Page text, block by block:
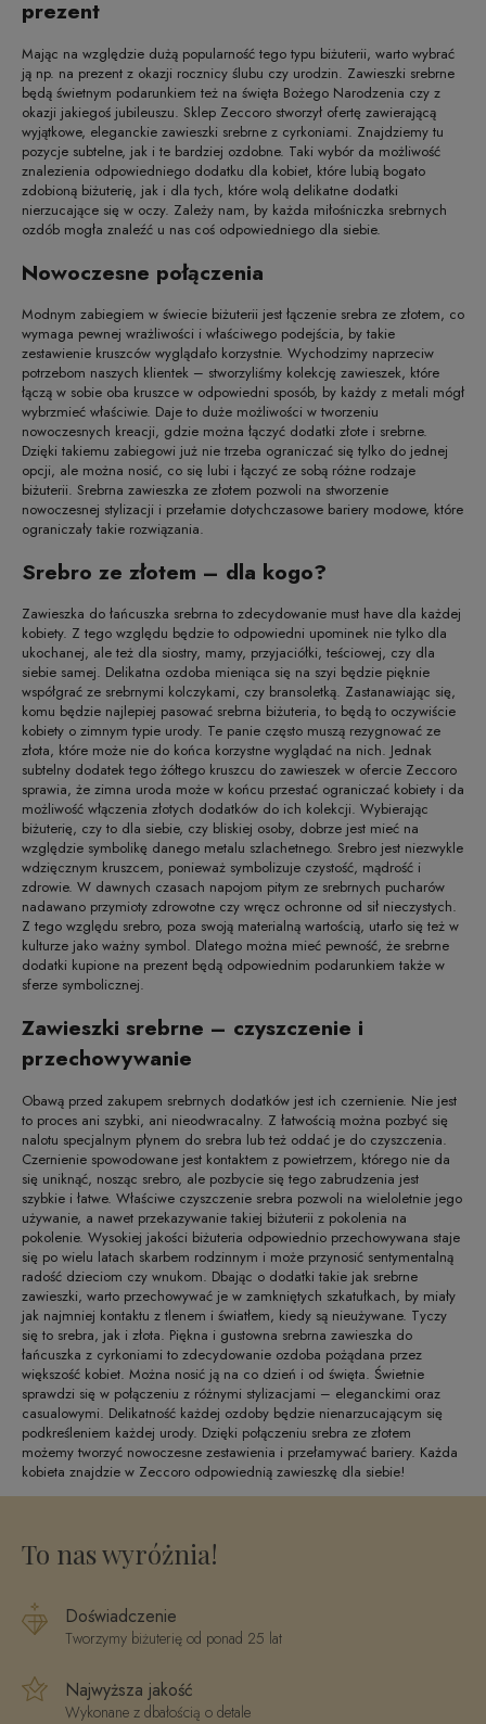
prezent
Mając na względzie dużą popularność tego typu biżuterii, warto wybrać
ją np. na prezent z okazji rocznicy ślubu czy urodzin. Zawieszki srebrne
będą świetnym podarunkiem też na święta Bożego Narodzenia czy z
okazji jakiegoś jubileuszu. Sklep Zeccoro stworzył ofertę zawierającą
wyjątkowe, eleganckie zawieszki srebrne z cyrkoniami. Znajdziemy tu
pozycje subtelne, jak i te bardziej ozdobne. Taki wybór da możliwość
znalezienia odpowiedniego dodatku dla kobiet, które lubią bogato
zdobioną biżuterię, jak i dla tych, które wolą delikatne dodatki
nierzucające się w oczy. Zależy nam, by każda miłośniczka srebrnych
ozdób mogła znaleźć u nas coś odpowiedniego dla siebie.
Nowoczesne połączenia
Modnym zabiegiem w świecie biżuterii jest łączenie srebra ze złotem, co
wymaga pewnej wrażliwości i właściwego podejścia, by takie
zestawienie kruszców wyglądało korzystnie. Wychodzimy naprzeciw
potrzebom naszych klientek – stworzyliśmy kolekcję zawieszek, które
łączą w sobie oba kruszce w odpowiedni sposób, by każdy z metali mógł
wybrzmieć właściwie. Daje to duże możliwości w tworzeniu
nowoczesnych kreacji, gdzie można łączyć dodatki złote i srebrne.
Dzięki takiemu zabiegowi już nie trzeba ograniczać się tylko do jednej
opcji, ale można nosić, co się lubi i łączyć ze sobą różne rodzaje
biżuterii. Srebrna zawieszka ze złotem pozwoli na stworzenie
nowoczesnej stylizacji i przełamie dotychczasowe bariery modowe, które
ograniczały takie rozwiązania.
Srebro ze złotem – dla kogo?
Zawieszka do łańcuszka srebrna to zdecydowanie must have dla każdej
kobiety. Z tego względu będzie to odpowiedni upominek nie tylko dla
ukochanej, ale też dla siostry, mamy, przyjaciółki, teściowej, czy dla
siebie samej. Delikatna ozdoba mieniąca się na szyi będzie pięknie
współgrać ze srebrnymi kolczykami, czy bransoletką. Zastanawiając się,
komu będzie najlepiej pasować srebrna biżuteria, to będą to oczywiście
kobiety o zimnym typie urody. Te panie często muszą rezygnować ze
złota, które może nie do końca korzystne wyglądać na nich. Jednak
subtelny dodatek tego żółtego kruszcu do zawieszek w ofercie Zeccoro
sprawia, że zimna uroda może w końcu przestać ograniczać kobiety i da
możliwość włączenia złotych dodatków do ich kolekcji. Wybierając
biżuterię, czy to dla siebie, czy bliskiej osoby, dobrze jest mieć na
względzie symbolikę danego metalu szlachetnego. Srebro jest niezwykle
wdzięcznym kruszcem, ponieważ symbolizuje czystość, mądrość i
zdrowie. W dawnych czasach napojom pitym ze srebrnych pucharów
nadawano przymioty zdrowotne czy wręcz ochronne od sił nieczystych.
Z tego względu srebro, poza swoją materialną wartością, utarło się też w
kulturze jako ważny symbol. Dlatego można mieć pewność, że srebrne
dodatki kupione na prezent będą odpowiednim podarunkiem także w
sferze symbolicznej.
Zawieszki srebrne – czyszczenie i
przechowywanie
Obawą przed zakupem srebrnych dodatków jest ich czernienie. Nie jest
to proces ani szybki, ani nieodwracalny. Z łatwością można pozbyć się
nalotu specjalnym płynem do srebra lub też oddać je do czyszczenia.
Czernienie spowodowane jest kontaktem z powietrzem, którego nie da
się uniknąć, nosząc srebro, ale pozbycie się tego zabrudzenia jest
szybkie i łatwe. Właściwe czyszczenie srebra pozwoli na wieloletnie jego
używanie, a nawet przekazywanie takiej biżuterii z pokolenia na
pokolenie. Wysokiej jakości biżuteria odpowiednio przechowywana staje
się po wielu latach skarbem rodzinnym i może przynosić sentymentalną
radość dzieciom czy wnukom. Dbając o dodatki takie jak srebrne
zawieszki, warto przechowywać je w zamkniętych szkatułkach, by miały
jak najmniej kontaktu z tlenem i światłem, kiedy są nieużywane. Tyczy
się to srebra, jak i złota. Piękna i gustowna srebrna zawieszka do
łańcuszka z cyrkoniami to zdecydowanie ozdoba pożądana przez
większość kobiet. Można nosić ją na co dzień i od święta. Świetnie
sprawdzi się w połączeniu z różnymi stylizacjami – eleganckimi oraz
casualowymi. Delikatność każdej ozdoby będzie nienarzucającym się
podkreśleniem każdej urody. Dzięki połączeniu srebra ze złotem
możemy tworzyć nowoczesne zestawienia i przełamywać bariery. Każda
kobieta znajdzie w Zeccoro odpowiednią zawieszkę dla siebie!
To nas wyróżnia!
Doświadczenie
Tworzymy biżuterię od ponad 25 lat
Najwyższa jakość
Wykonane z dbałością o detale